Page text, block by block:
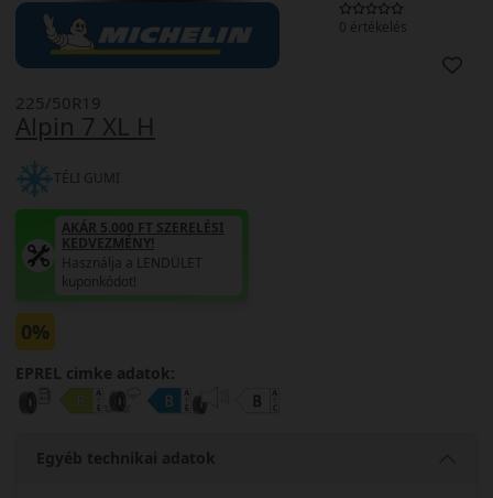
0 értékelés
Alpin 7 XL H
225/50R19
TÉLI GUMI
AKÁR 5.000 FT SZERELÉSI
KEDVEZMÉNY!
Használja a LENDÜLET
kuponkódot!
0%
EPREL cimke adatok:
Egyéb technikai adatok